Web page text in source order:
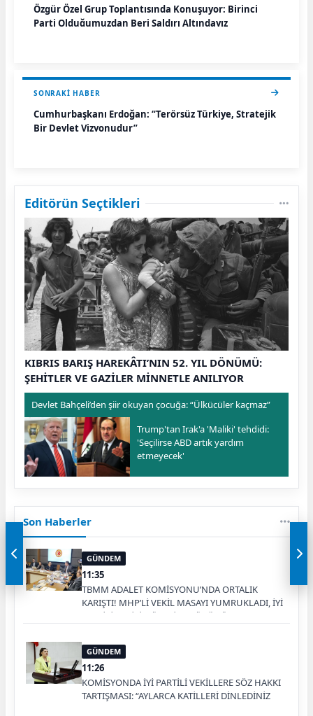
Özgür Özel Grup Toplantısında Konuşuyor: Birinci
Parti Olduğumuzdan Beri Saldırı Altındayız
SONRAKI HABER
Cumhurbaşkanı Erdoğan: “Terörsüz Türkiye, Stratejik
Bir Devlet Vizyonudur”
Editörün Seçtikleri
KIBRIS BARIŞ HAREKÂTI’NIN 52. YIL DÖNÜMÜ:
ŞEHİTLER VE GAZİLER MİNNETLE ANILIYOR
Devlet Bahçeli’den şiir okuyan çocuğa: “Ülkücüler kaçmaz”
Trump'tan Irak'a 'Maliki' tehdidi:
'Seçilirse ABD artık yardım
etmeyecek'
Son Haberler
GÜNDEM
11:35
TBMM ADALET KOMİSYONU’NDA ORTALIK
KARIŞTI! MHP’Lİ VEKİL MASAYI YUMRUKLADI, İYİ
PARTİLİ VEKİLİN ÜZERİNE YÜRÜDÜ
GÜNDEM
11:26
KOMİSYONDA İYİ PARTİLİ VEKİLLERE SÖZ HAKKI
TARTIŞMASI: “AYLARCA KATİLLERİ DİNLEDİNİZ